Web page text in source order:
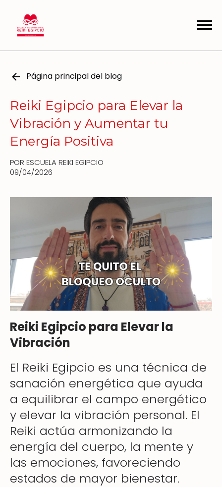
Página principal del blog
Reiki Egipcio para Elevar la
Vibración y Aumentar tu
Energía Positiva
POR ESCUELA REIKI EGIPCIO
09/04/2026
Reiki Egipcio para Elevar la
Vibración
El Reiki Egipcio es una técnica de
sanación energética que ayuda
a equilibrar el campo energético
y elevar la vibración personal. El
Reiki actúa armonizando la
energía del cuerpo, la mente y
las emociones, favoreciendo
estados de mayor bienestar.